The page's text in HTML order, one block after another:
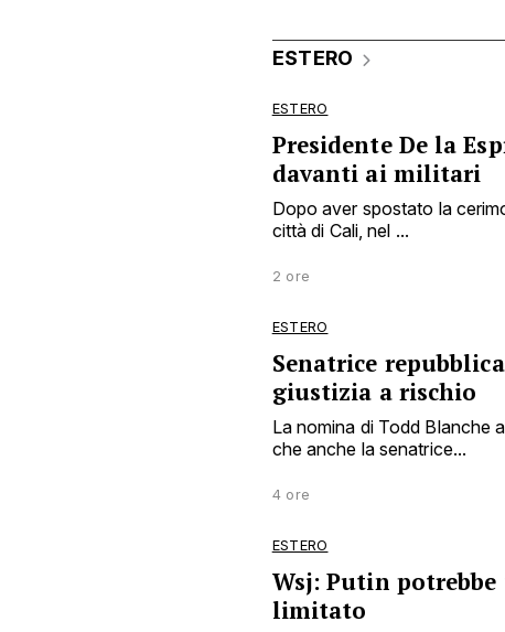
ESTERO
ESTERO
Presidente De la
davanti ai militari
Dopo aver spostato la
città di Cali, nel ...
2 ore
ESTERO
Senatrice
giustizia a rischio
La nomina di Todd Blanche
che anche la senatrice...
4 ore
ESTERO
Wsj: Putin
limitato